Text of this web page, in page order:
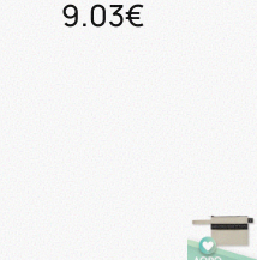
9.03€
Προσθήκη στο καλάθι